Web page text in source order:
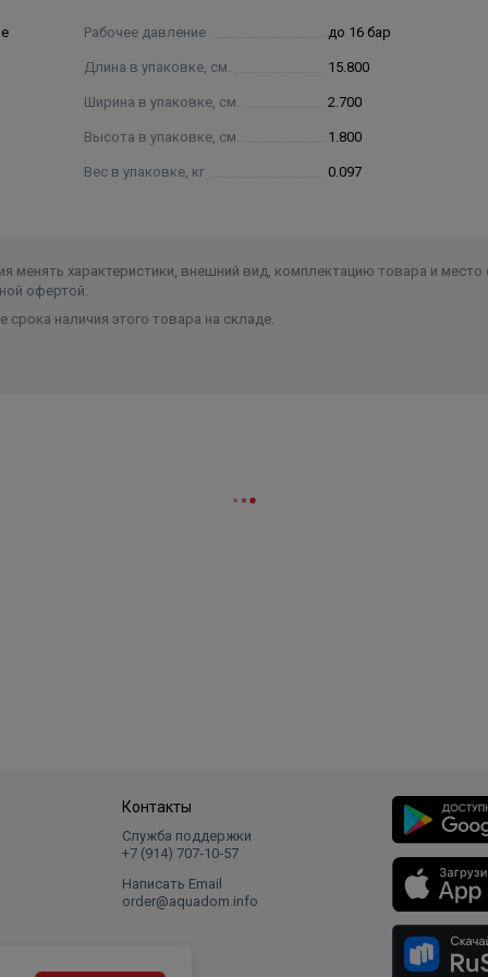
Рабочее давление до 16 бар
Длина в упаковке, см. 15.800
Ширина в упаковке, см. 2.700
Высота в упаковке, см. 1.800
Вес в упаковке, кг 0.097
менять характеристики, внешний вид, комплектацию товара и место
офертой.
наличия этого товара на складе.
Контакты
Служба поддержки
+7 (914) 707‑10‑57
Написать Email
order@aquadom.info